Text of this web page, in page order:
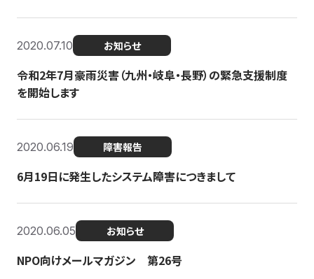
2020.07.10 お知らせ
令和2年7月豪雨災害（九州・岐阜・長野）の緊急支援制度
を開始します
2020.06.19 障害報告
6月19日に発生したシステム障害につきまして
2020.06.05 お知らせ
NPO向けメールマガジン 第26号